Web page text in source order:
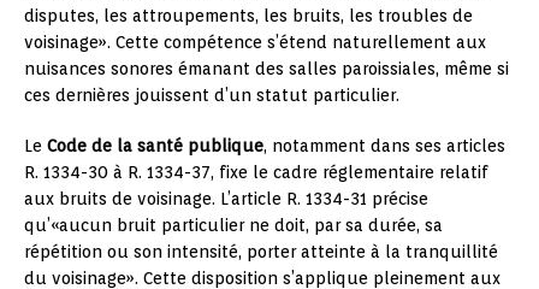
disputes, les attroupements, les bruits, les troubles de
voisinage». Cette compétence s’étend naturellement aux
nuisances sonores émanant des salles paroissiales, même si
ces dernières jouissent d’un statut particulier.
Le Code de la santé publique, notamment dans ses articles
R. 1334-30 à R. 1334-37, fixe le cadre réglementaire relatif
aux bruits de voisinage. L’article R. 1334-31 précise
qu’«aucun bruit particulier ne doit, par sa durée, sa
répétition ou son intensité, porter atteinte à la tranquillité
du voisinage». Cette disposition s’applique pleinement aux